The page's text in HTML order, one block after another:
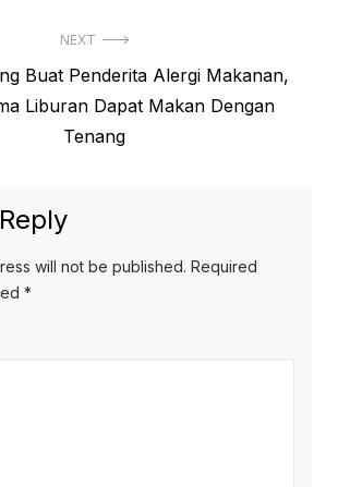
NEXT
Buat Penderita Alergi Makanan,
Liburan Dapat Makan Dengan
Tenang
will not be published. Required
*